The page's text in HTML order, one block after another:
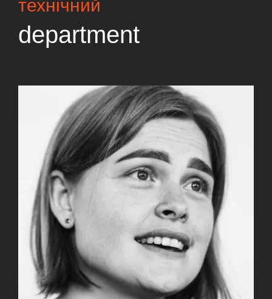
технічний
department